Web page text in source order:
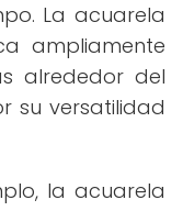
La acuarela
ampliamente
alrededor del
su versatilidad
la acuarela